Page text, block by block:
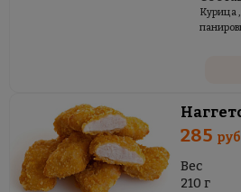
Курица
285
Вес
210 г